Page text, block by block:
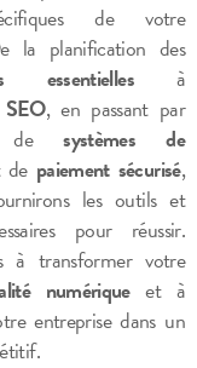
de votre
la planification des
essentiellesà
, en passant par
desystèmes de
paiement sécurisé,
les outils et
pour réussir.
à transformer votre
numériqueet à
entreprise dans un